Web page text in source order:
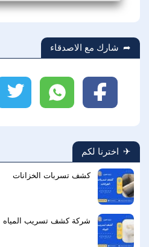
شارك مع الاصدقاء
فيسبوك واتساب
اخترنا لكم
كشف تسربات الخزانات
شركة كشف تسريب المياه